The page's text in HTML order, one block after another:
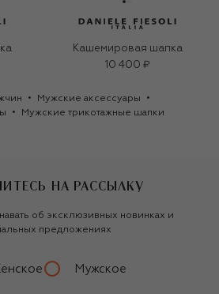
Кашемировая шапка
10 400 ₽
Мужские аксессуары
Мужские трикотажные шапки
НА РАССЫЛКУ
об эксклюзивных новинках и
предложениях
Мужское